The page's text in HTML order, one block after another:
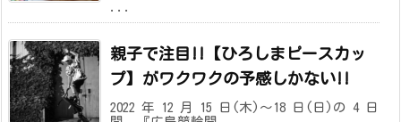
親子で注目!!【ひろしまピースカッ
プ】がワクワクの予感しかない!!
2022 年 12 月 15 日(木)～18 日(日)の 4 日